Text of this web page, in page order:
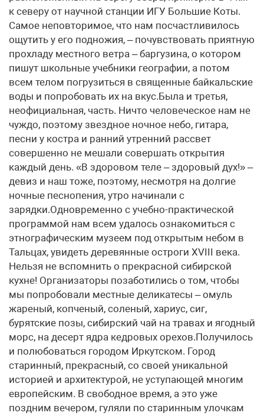
к северу от научной станции ИГУ Большие Коты.
Самое неповторимое, что нам посчастливилось
ощутить у его подножия, – почувствовать приятную
прохладу местного ветра – баргузина, о котором
пишут школьные учебники географии, а потом
всем телом погрузиться в священные байкальские
воды и попробовать их на вкус.Была и третья,
неофициальная, часть. Ничто человеческое нам не
чуждо, поэтому звездное ночное небо, гитара,
песни у костра и ранний утренний рассвет
совершенно не мешали совершать открытия
каждый день. «В здоровом теле – здоровый дух!» –
девиз и наш тоже, поэтому, несмотря на долгие
ночные песнопения, утро начинали с
зарядки.Одновременно с учебно-практической
программой нам всем удалось ознакомиться с
этнографическим музеем под открытым небом в
Тальцах, увидеть деревянные остроги XVIII века.
Нельзя не вспомнить о прекрасной сибирской
кухне! Организаторы позаботились о том, чтобы
мы попробовали местные деликатесы – омуль
жареный, копченый, соленый, хариус, сиг,
бурятские позы, сибирский чай на травах и ягодный
морс, на десерт ядра кедровых орехов.Получилось
и полюбоваться городом Иркутском. Город
старинный, прекрасный, со своей уникальной
историей и архитектурой, не уступающей многим
европейским. В свободное время, а это уже
поздним вечером, гуляли по старинным улочкам